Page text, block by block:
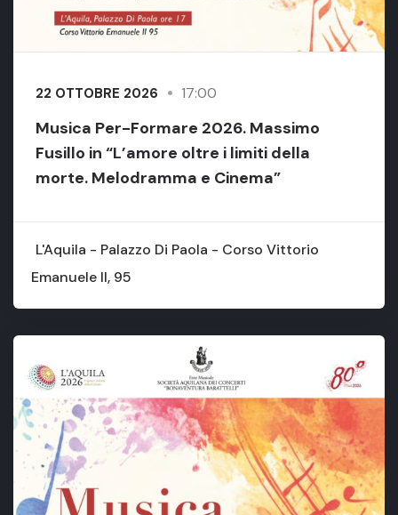
22 OTTOBRE 2026 17:00
Musica Per-Formare 2026. Massimo
Fusillo in “L’amore oltre i limiti della
morte. Melodramma e Cinema”
L'Aquila - Palazzo Di Paola - Corso Vittorio
Emanuele II, 95